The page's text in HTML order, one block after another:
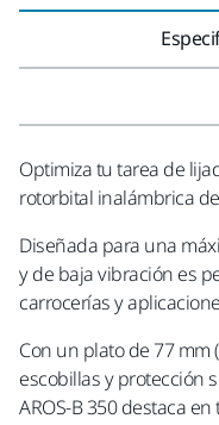
Optimiza tu tarea de
rotorbital inalámbrica
Diseñada para una
y de baja vibración es
carrocerías y
Con un plato de 77 mm
escobillas y protección
AROS-B 350 destaca